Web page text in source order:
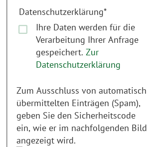
Datenschutzerklärung*
Ihre Daten werden für die
Verarbeitung Ihrer Anfrage
gespeichert. Zur
Datenschutzerklärung
Zum Ausschluss von automatisch
übermittelten Einträgen (Spam),
geben Sie den Sicherheitscode
ein, wie er im nachfolgenden Bild
angezeigt wird.